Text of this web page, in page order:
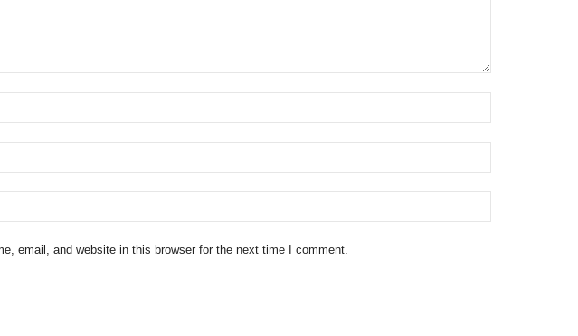
email, and website in this browser for the next time I comment.